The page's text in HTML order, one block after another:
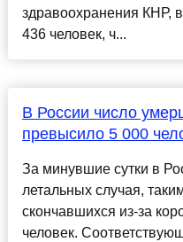
здравоохранения КНР,
436 человек, ч...
В России число
превысило 5 000
За минувшие сутки в
летальных случая,
скончавшихся из-за
человек.